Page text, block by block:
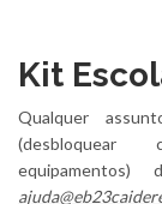
Kit
Qualquer
(desbloquear